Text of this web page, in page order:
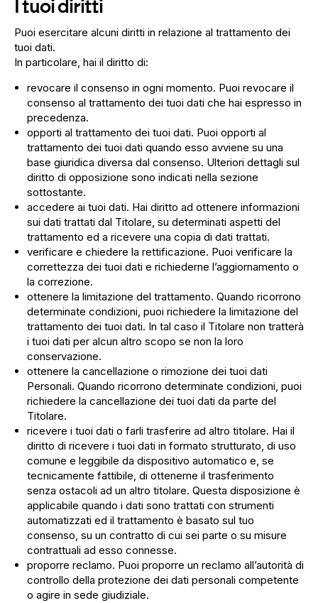
I tuoi diritti
Puoi esercitare alcuni diritti in relazione al trattamento dei
tuoi dati.
In particolare, hai il diritto di:
revocare il consenso in ogni momento. Puoi revocare il
consenso al trattamento dei tuoi dati che hai espresso in
precedenza.
opporti al trattamento dei tuoi dati. Puoi opporti al
trattamento dei tuoi dati quando esso avviene su una
base giuridica diversa dal consenso. Ulteriori dettagli sul
diritto di opposizione sono indicati nella sezione
sottostante.
accedere ai tuoi dati. Hai diritto ad ottenere informazioni
sui dati trattati dal Titolare, su determinati aspetti del
trattamento ed a ricevere una copia di dati trattati.
verificare e chiedere la rettificazione. Puoi verificare la
correttezza dei tuoi dati e richiederne l’aggiornamento o
la correzione.
ottenere la limitazione del trattamento. Quando ricorrono
determinate condizioni, puoi richiedere la limitazione del
trattamento dei tuoi dati. In tal caso il Titolare non tratterà
i tuoi dati per alcun altro scopo se non la loro
conservazione.
ottenere la cancellazione o rimozione dei tuoi dati
Personali. Quando ricorrono determinate condizioni, puoi
richiedere la cancellazione dei tuoi dati da parte del
Titolare.
ricevere i tuoi dati o farli trasferire ad altro titolare. Hai il
diritto di ricevere i tuoi dati in formato strutturato, di uso
comune e leggibile da dispositivo automatico e, se
tecnicamente fattibile, di ottenerne il trasferimento
senza ostacoli ad un altro titolare. Questa disposizione è
applicabile quando i dati sono trattati con strumenti
automatizzati ed il trattamento è basato sul tuo
consenso, su un contratto di cui sei parte o su misure
contrattuali ad esso connesse.
proporre reclamo. Puoi proporre un reclamo all’autorità di
controllo della protezione dei dati personali competente
o agire in sede giudiziale.